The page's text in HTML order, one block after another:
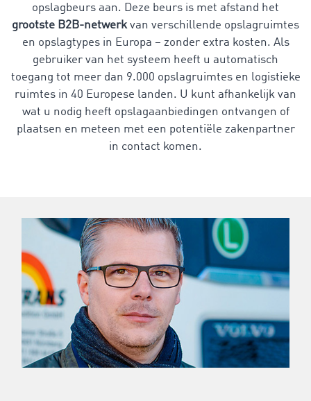
opslagbeurs aan. Deze beurs is met afstand het
grootste B2B-netwerkvan verschillende opslagruimtes
en opslagtypes in Europa – zonder extra kosten. Als
gebruiker van het systeem heeft u automatisch
toegang tot meer dan 9.000 opslagruimtes en logistieke
ruimtes in 40 Europese landen. U kunt afhankelijk van
wat u nodig heeft opslagaanbiedingen ontvangen of
plaatsen en meteen met een potentiële zakenpartner
in contact komen.